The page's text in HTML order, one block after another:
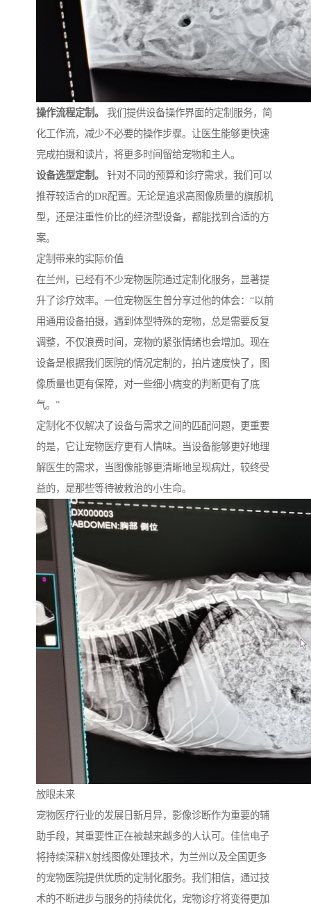
操作流程定制。
我们提供设备操作界面的定制服务，简
化工作流，减少不必要的操作步骤。让医生能够更快速
完成拍摄和读片，将更多时间留给宠物和主人。
设备选型定制。
针对不同的预算和诊疗需求，我们可以
推荐较适合的DR配置。无论是追求高图像质量的旗舰机
型，还是注重性价比的经济型设备，都能找到合适的方
案。
定制带来的实际价值
在兰州，已经有不少宠物医院通过定制化服务，显著提
升了诊疗效率。一位宠物医生曾分享过他的体会：“以前
用通用设备拍摄，遇到体型特殊的宠物，总是需要反复
调整，不仅浪费时间，宠物的紧张情绪也会增加。现在
设备是根据我们医院的情况定制的，拍片速度快了，图
像质量也更有保障，对一些细小病变的判断更有了底
气。”
定制化不仅解决了设备与需求之间的匹配问题，更重要
的是，它让宠物医疗更有人情味。当设备能够更好地理
解医生的需求，当图像能够更清晰地呈现病灶，较终受
益的，是那些等待被救治的小生命。
放眼未来
宠物医疗行业的发展日新月异，影像诊断作为重要的辅
助手段，其重要性正在被越来越多的人认可。佳信电子
将持续深耕X射线图像处理技术，为兰州以及全国更多
的宠物医院提供优质的定制化服务。我们相信，通过技
术的不断进步与服务的持续优化，宠物诊疗将变得更加